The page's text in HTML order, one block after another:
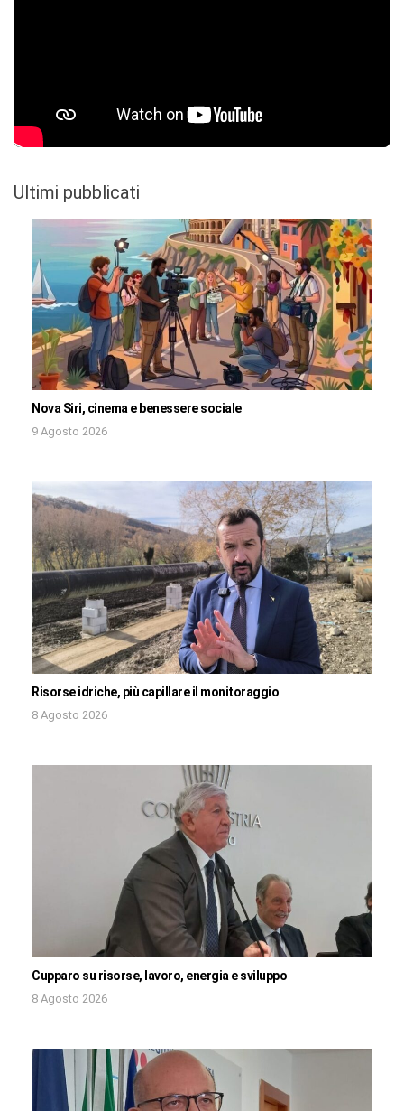
Ultimi pubblicati
Nova Siri, cinema e benessere sociale
9 Agosto 2026
Risorse idriche, più capillare il monitoraggio
8 Agosto 2026
Cupparo su risorse, lavoro, energia e sviluppo
8 Agosto 2026